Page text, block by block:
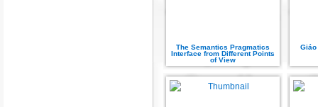
The Semantics Pragmatics
Interface from Different Points
of View